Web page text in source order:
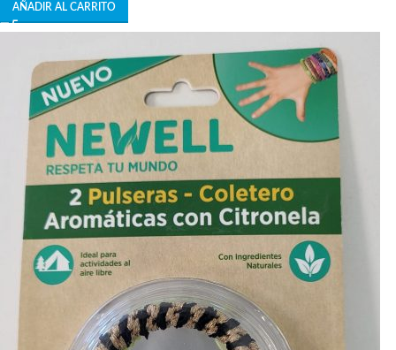
AÑADIR AL CARRITO